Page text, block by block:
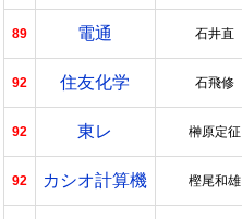
89 電通 石井直
92 住友化学 石飛修
92 東レ 榊原定征
92 カシオ計算機 樫尾和雄